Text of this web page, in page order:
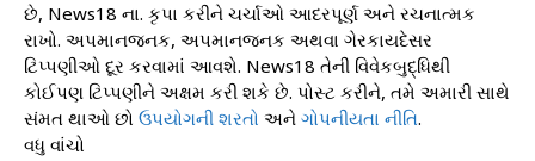
છે, News18 ના. કૃપા કરીને ચર્ચાઓ આદરપૂર્ણ અને રચનાત્મક
રાખો. અપમાનજનક, અપમાનજનક અથવા ગેરકાયદેસર
ટિપ્પણીઓ દૂર કરવામાં આવશે. News18 તેની વિવેકબુદ્ધિથી
કોઈપણ ટિપ્પણીને અક્ષમ કરી શકે છે. પોસ્ટ કરીને, તમે અમારી સાથે
સંમત થાઓ છો ઉપયોગની શરતો અને ગોપનીયતા નીતિ.
વધુ વાંચો